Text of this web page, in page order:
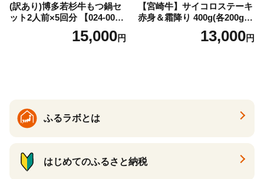
(訳あり)博多若杉牛もつ鍋セ
ット2人前×5回分 【024-002
15,000円
【宮崎牛】サイコロステーキ
赤身＆霜降り 400g(各200g×
１P 計2P) 真空パック 冷凍
13,000円
ふるラボとは
はじめてのふるさと納税